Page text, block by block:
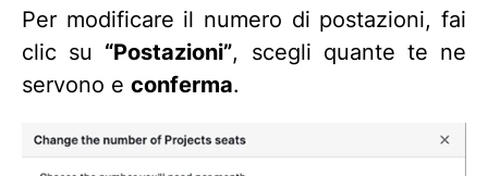
Per modificare il numero di postazioni, fai
clic su “Postazioni”, scegli quante te ne
servono e conferma.